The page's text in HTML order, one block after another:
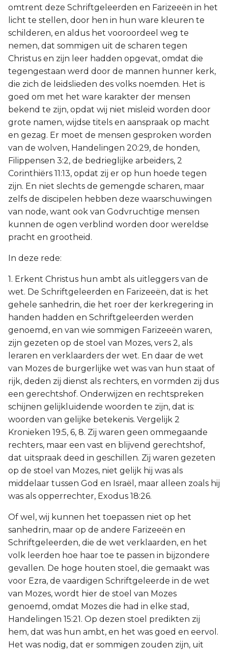
omtrent deze Schriftgeleerden en Farizeeën in het
licht te stellen, door hen in hun ware kleuren te
schilderen, en aldus het vooroordeel weg te
nemen, dat sommigen uit de scharen tegen
Christus en zijn leer hadden opgevat, omdat die
tegengestaan werd door de mannen hunner kerk,
die zich de leidslieden des volks noemden. Het is
goed om met het ware karakter der mensen
bekend te zijn, opdat wij niet misleid worden door
grote namen, wijdse titels en aanspraak op macht
en gezag. Er moet de mensen gesproken worden
van de wolven, Handelingen 20:29, de honden,
Filippensen 3:2, de bedrieglijke arbeiders, 2
Corinthiërs 11:13, opdat zij er op hun hoede tegen
zijn. En niet slechts de gemengde scharen, maar
zelfs de discipelen hebben deze waarschuwingen
van node, want ook van Godvruchtige mensen
kunnen de ogen verblind worden door wereldse
pracht en grootheid.
In deze rede:
1. Erkent Christus hun ambt als uitleggers van de
wet. De Schriftgeleerden en Farizeeën, dat is: het
gehele sanhedrin, die het roer der kerkregering in
handen hadden en Schriftgeleerden werden
genoemd, en van wie sommigen Farizeeën waren,
zijn gezeten op de stoel van Mozes, vers 2, als
leraren en verklaarders der wet. En daar de wet
van Mozes de burgerlijke wet was van hun staat of
rijk, deden zij dienst als rechters, en vormden zij dus
een gerechtshof. Onderwijzen en rechtspreken
schijnen gelijkluidende woorden te zijn, dat is:
woorden van gelijke betekenis. Vergelijk 2
Kronieken 19:5, 6, 8. Zij waren geen ommegaande
rechters, maar een vast en blijvend gerechtshof,
dat uitspraak deed in geschillen. Zij waren gezeten
op de stoel van Mozes, niet gelijk hij was als
middelaar tussen God en Israël, maar alleen zoals hij
was als opperrechter, Exodus 18:26.
Of wel, wij kunnen het toepassen niet op het
sanhedrin, maar op de andere Farizeeën en
Schriftgeleerden, die de wet verklaarden, en het
volk leerden hoe haar toe te passen in bijzondere
gevallen. De hoge houten stoel, die gemaakt was
voor Ezra, de vaardigen Schriftgeleerde in de wet
van Mozes, wordt hier de stoel van Mozes
genoemd, omdat Mozes die had in elke stad,
Handelingen 15:21. Op dezen stoel predikten zij
hem, dat was hun ambt, en het was goed en eervol.
Het was nodig, dat er sommigen zouden zijn, uit